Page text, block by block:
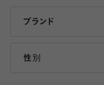
ブランド
性別